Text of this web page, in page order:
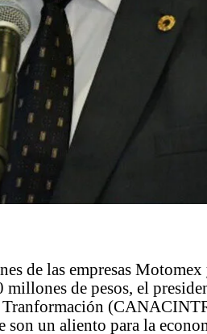
de las empresas
de pesos, el
son un aliento para la